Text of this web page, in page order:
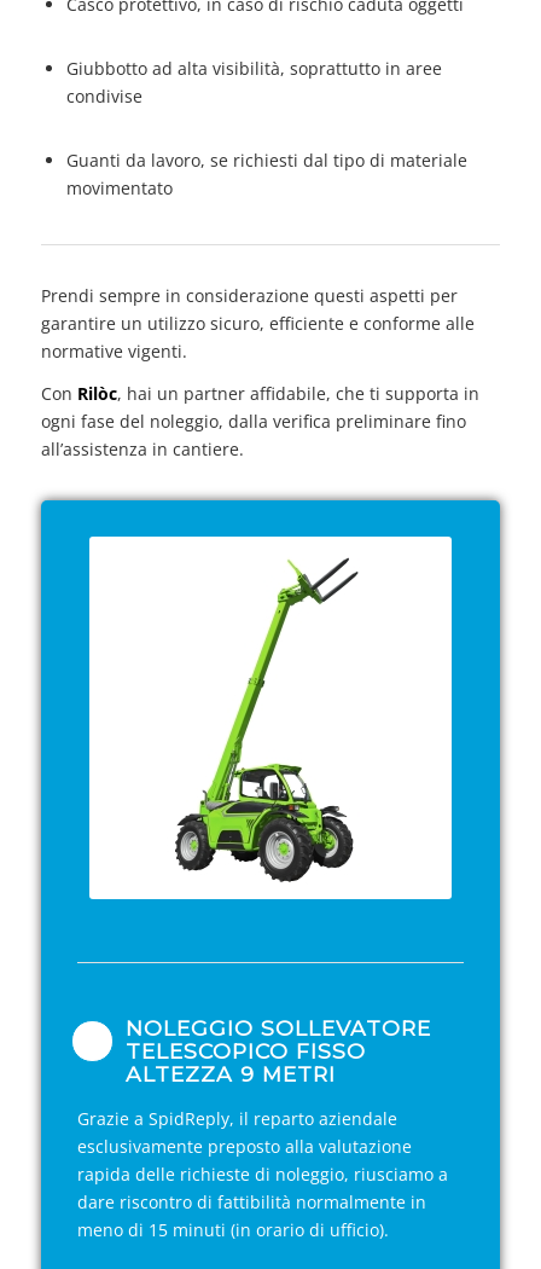
Giubbotto ad alta visibilità, soprattutto in aree
condivise
Guanti da lavoro, se richiesti dal tipo di materiale
movimentato
Prendi sempre in considerazione questi aspetti per
garantire un utilizzo sicuro, efficiente e conforme alle
normative vigenti.
Con Rilòc, hai un partner affidabile, che ti supporta in
ogni fase del noleggio, dalla verifica preliminare fino
all’assistenza in cantiere.
NOLEGGIO SOLLEVATORE
TELESCOPICO FISSO
ALTEZZA 9 METRI
Grazie a SpidReply, il reparto aziendale
esclusivamente preposto alla valutazione
rapida delle richieste di noleggio, riusciamo a
dare riscontro di fattibilità normalmente in
meno di 15 minuti (in orario di ufficio).